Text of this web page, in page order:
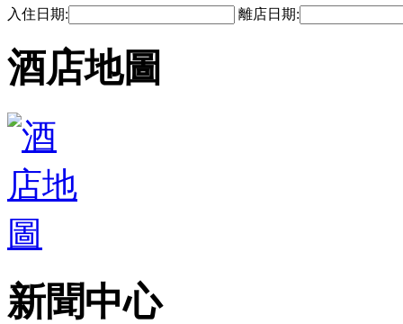
入住日期: 離店日期:
酒店地圖
新聞中心